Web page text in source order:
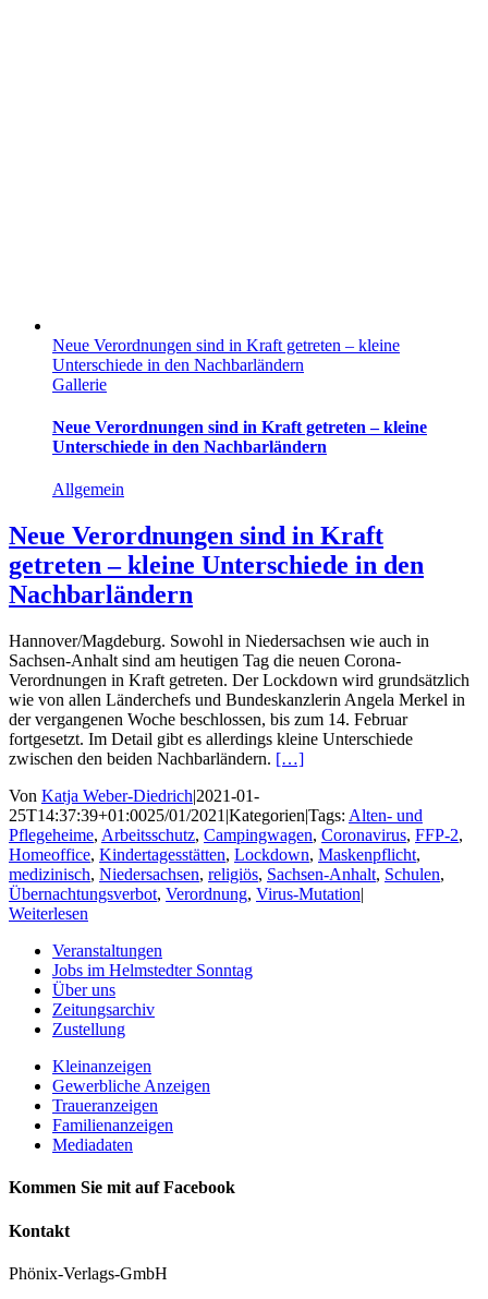
Neue Verordnungen sind in Kraft getreten – kleine
Unterschiede in den Nachbarländern
Gallerie
Neue Verordnungen sind in Kraft getreten – kleine
Unterschiede in den Nachbarländern
Allgemein
Neue Verordnungen sind in Kraft
getreten – kleine Unterschiede in den
Nachbarländern
Hannover/Magdeburg. Sowohl in Niedersachsen wie auch in
Sachsen-Anhalt sind am heutigen Tag die neuen Corona-
Verordnungen in Kraft getreten. Der Lockdown wird grundsätzlich
wie von allen Länderchefs und Bundeskanzlerin Angela Merkel in
der vergangenen Woche beschlossen, bis zum 14. Februar
fortgesetzt. Im Detail gibt es allerdings kleine Unterschiede
zwischen den beiden Nachbarländern. […]
Von Katja Weber-Diedrich|2021-01-
25T14:37:39+01:0025/01/2021 |Kategorien|Tags: Alten- und
Pflegeheime, Arbeitsschutz, Campingwagen, Coronavirus, FFP-2,
Homeoffice, Kindertagesstätten, Lockdown, Maskenpflicht,
medizinisch, Niedersachsen, religiös, Sachsen-Anhalt, Schulen,
Übernachtungsverbot, Verordnung, Virus-Mutation|
Weiterlesen
Veranstaltungen
Jobs im Helmstedter Sonntag
Über uns
Zeitungsarchiv
Zustellung
Kleinanzeigen
Gewerbliche Anzeigen
Traueranzeigen
Familienanzeigen
Mediadaten
Kommen Sie mit auf Facebook
Kontakt
Phönix-Verlags-GmbH